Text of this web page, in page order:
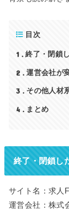
目次
1 終了・閉鎖
2 運営会社が
3 その他人材
4 まとめ
終了・閉鎖し
サイト名：求人
運営会社：株式